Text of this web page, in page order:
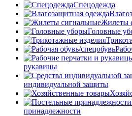
Спецодежда
Жилеты
Головные
рукавицы
индивидуальной защиты
принадлежности